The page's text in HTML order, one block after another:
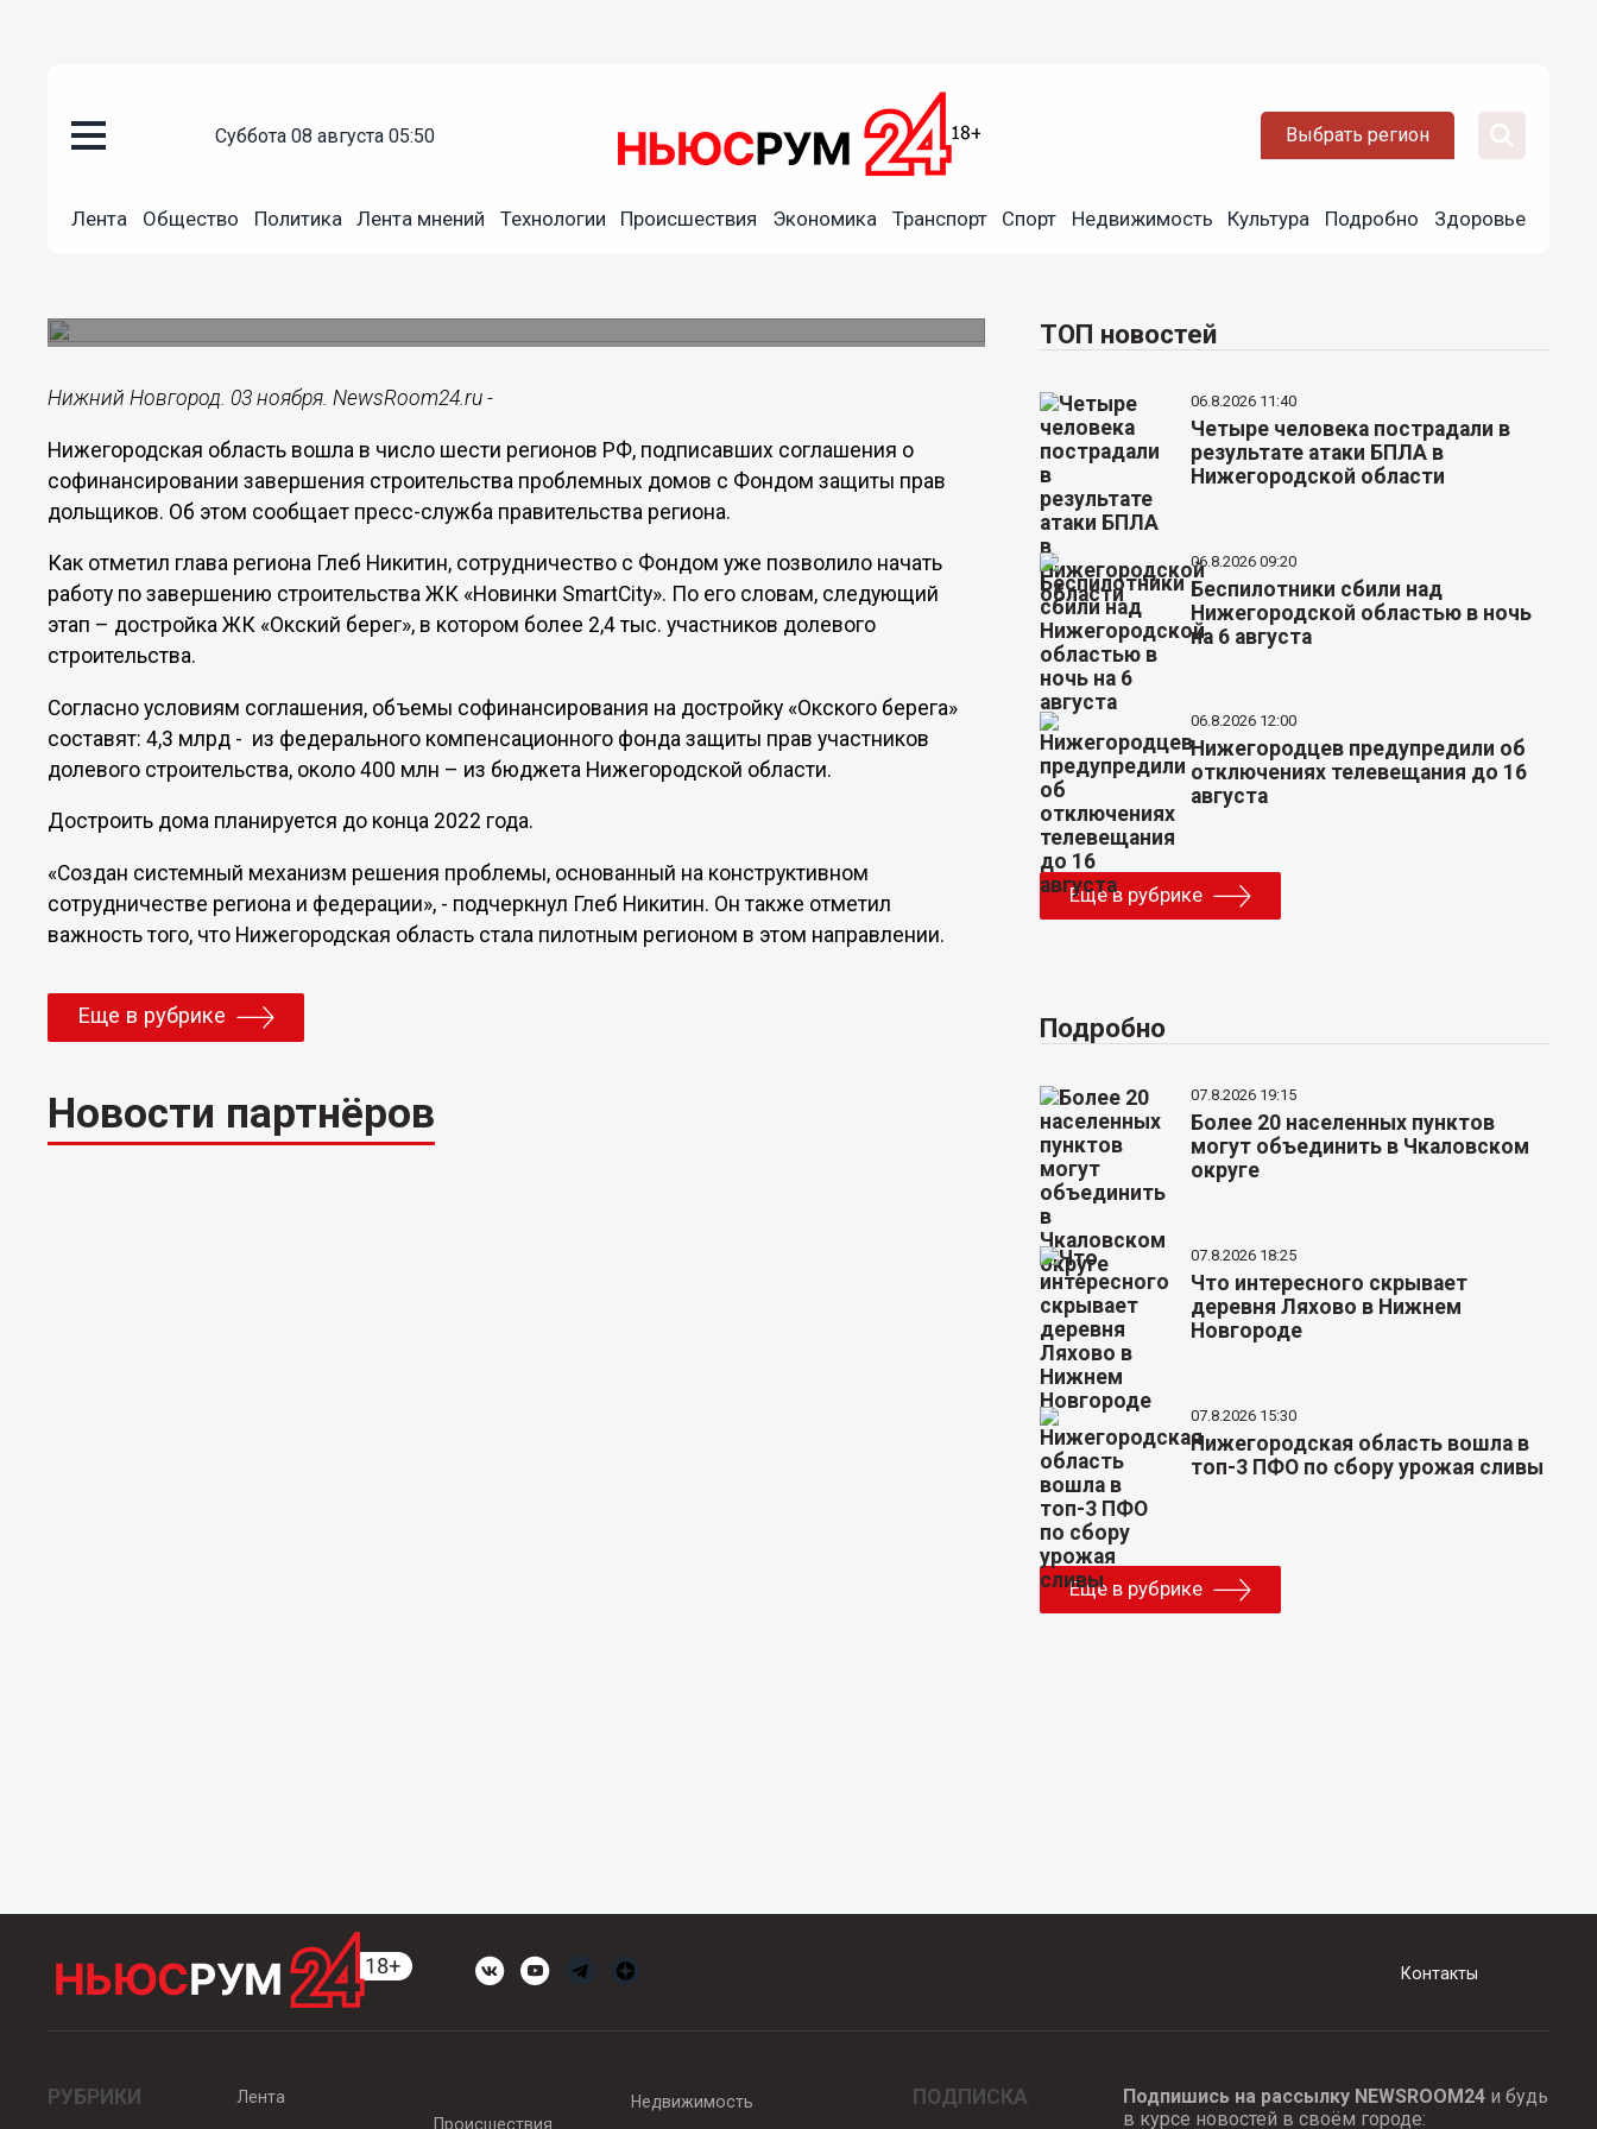
суббота 08 августа 05:50 Выбрать регион
Лента Общество Политика Лента мнений Технологии Происшествия Экономика Транспорт Спорт Недвижимость Культура Подробно Здоровье
Достройка ЖК «Окский берег» пройдет при
Нижний Новгород. 03 ноября. NewsRoom24.ru -
Нижегородская область вошла в число шести регионов РФ, подписавших соглашения о
софинансировании завершения строительства проблемных домов с Фондом защиты прав
дольщиков. Об этом сообщает пресс-служба правительства региона.
Как отметил глава региона Глеб Никитин, сотрудничество с Фондом уже позволило начать
работу по завершению строительства ЖК «Новинки SmartCity». По его словам, следующий
этап – достройка ЖК «Окский берег», в котором более 2,4 тыс. участников долевого
строительства.
Согласно условиям соглашения, объемы софинансирования на достройку «Окского берега»
составят: 4,3 млрд - из федерального компенсационного фонда защиты прав участников
долевого строительства, около 400 млн – из бюджета Нижегородской области.
Достроить дома планируется до конца 2022 года.
«Создан системный механизм решения проблемы, основанный на конструктивном
сотрудничестве региона и федерации», - подчеркнул Глеб Никитин. Он также отметил
важность того, что Нижегородская область стала пилотным регионом в этом направлении.
Еще в рубрике
Новости партнёров
ТОП новостей
06.8.2026 11:40
Четыре человека пострадали в
результате атаки БПЛА в
Нижегородской области
06.8.2026 09:20
Беспилотники сбили над
Нижегородской областью в ночь
на 6 августа
06.8.2026 12:00
Нижегородцев предупредили об
отключениях телевещания до 16
августа
Еще в рубрике
Подробно
07.8.2026 19:15
Более 20 населенных пунктов
могут объединить в Чкаловском
округе
07.8.2026 18:25
Что интересного скрывает
деревня Ляхово в Нижнем
Новгороде
07.8.2026 15:30
Нижегородская область вошла в
топ-3 ПФО по сбору урожая сливы
Еще в рубрике
Контакты
РУБРИКИ
Лента
Происшествия
Недвижимость ПОДПИСКА Подпишись на рассылку NEWSROOM24и будь
в курсе новостей в своём городе: